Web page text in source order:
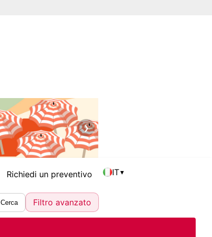
❯
Richiedi un preventivo IT▾
Cerca Filtro avanzato